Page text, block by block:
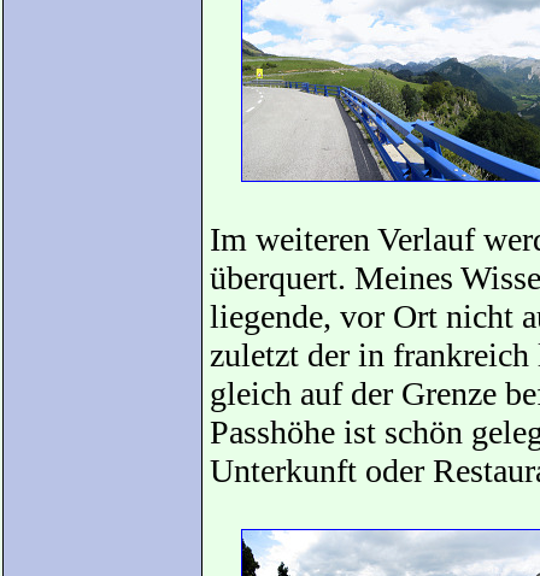
Im weiteren Verlauf
überquert. Meines
liegende, vor Ort nicht
zuletzt der in
gleich auf der Grenze
Passhöhe ist schön
Unterkunft oder